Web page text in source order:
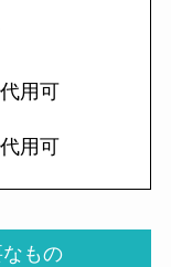
用可
用可
もの